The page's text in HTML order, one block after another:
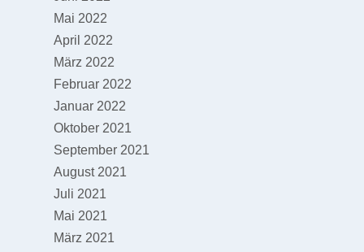
Mai 2022
April 2022
März 2022
Februar 2022
Januar 2022
Oktober 2021
September 2021
August 2021
Juli 2021
Mai 2021
März 2021